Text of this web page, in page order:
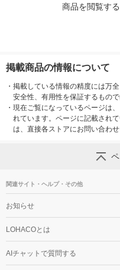
商品を閲覧す
掲載商品の情報について
・ 掲載している情報の精度には万
安全性、有用性を保証するもので
・ 現在ご覧になっているページは
れています。ページに記載され
は、直接各ストアにお問い合わせ
関連サイト・ヘルプ・その他
お知らせ
LOHACOとは
AIチャットで質問する